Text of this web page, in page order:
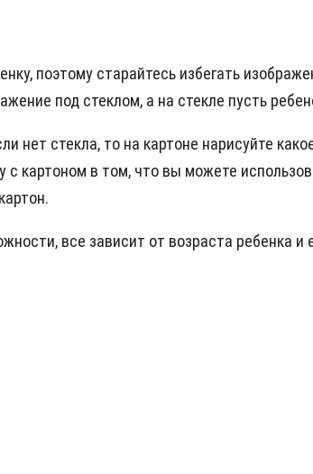
поэтому старайтесь избегать
под стеклом, а на стекле пусть
нет стекла, то на картоне нарисуйте
картоном в том, что вы можете
все зависит от возраста ребенка и